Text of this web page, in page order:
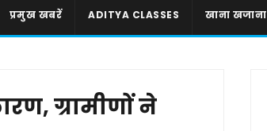
प्रमुख खबरें ADITYA CLASSES खाना खजाना
ग्रामीणों ने